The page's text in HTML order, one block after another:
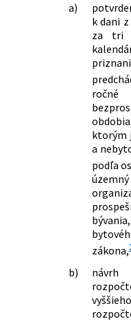
a)
k dani
za tri
ktorým
a
podľa
zákona,
b)
návrh